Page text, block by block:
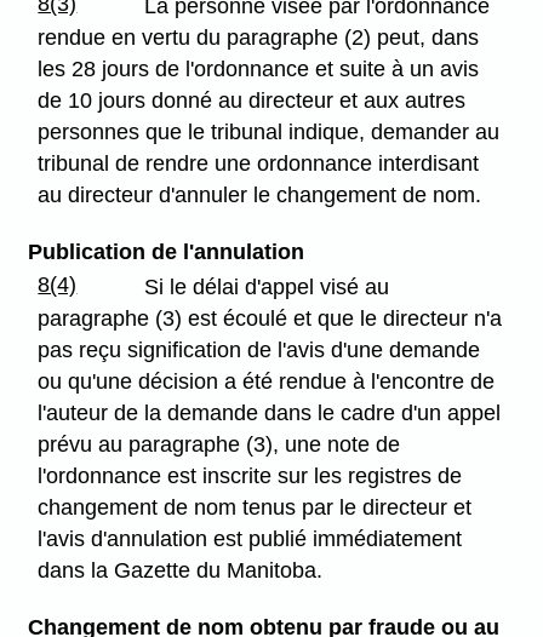
La personne visée par l'ordonnance
rendue en vertu du paragraphe (2) peut, dans
les 28 jours de l'ordonnance et suite à un avis
de 10 jours donné au directeur et aux autres
personnes que le tribunal indique, demander au
tribunal de rendre une ordonnance interdisant
au directeur d'annuler le changement de nom.
Publication de l'annulation
8(4)
Si le délai d'appel visé au
paragraphe (3) est écoulé et que le directeur n'a
pas reçu signification de l'avis d'une demande
ou qu'une décision a été rendue à l'encontre de
l'auteur de la demande dans le cadre d'un appel
prévu au paragraphe (3), une note de
l'ordonnance est inscrite sur les registres de
changement de nom tenus par le directeur et
l'avis d'annulation est publié immédiatement
dans la Gazette du Manitoba.
Changement de nom obtenu par fraude ou au